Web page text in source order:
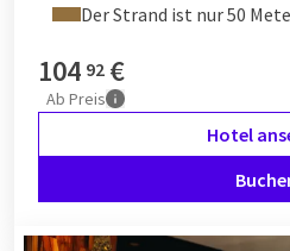
Der Strand ist nur 50
104 92 €
Ab Preis
Hotel